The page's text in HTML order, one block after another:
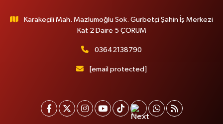
Karakeçili Mah. Mazlumoğlu Sok. Gurbetçi Şahin İş Merkezi
Kat 2 Daire 5 ÇORUM
03642138790
[email protected]